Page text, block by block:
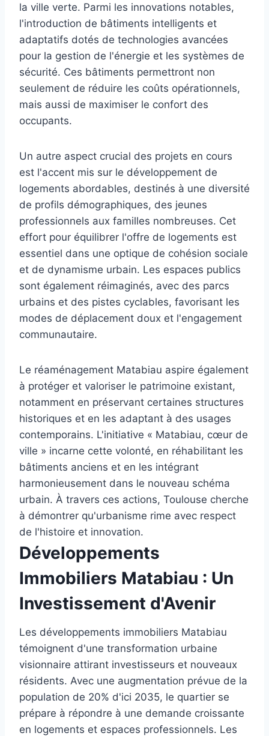
la ville verte. Parmi les innovations notables,
l'introduction de bâtiments intelligents et
adaptatifs dotés de technologies avancées
pour la gestion de l'énergie et les systèmes de
sécurité. Ces bâtiments permettront non
seulement de réduire les coûts opérationnels,
mais aussi de maximiser le confort des
occupants.
Un autre aspect crucial des projets en cours
est l'accent mis sur le développement de
logements abordables, destinés à une diversité
de profils démographiques, des jeunes
professionnels aux familles nombreuses. Cet
effort pour équilibrer l'offre de logements est
essentiel dans une optique de cohésion sociale
et de dynamisme urbain. Les espaces publics
sont également réimaginés, avec des parcs
urbains et des pistes cyclables, favorisant les
modes de déplacement doux et l'engagement
communautaire.
Le réaménagement Matabiau aspire également
à protéger et valoriser le patrimoine existant,
notamment en préservant certaines structures
historiques et en les adaptant à des usages
contemporains. L'initiative « Matabiau, cœur de
ville » incarne cette volonté, en réhabilitant les
bâtiments anciens et en les intégrant
harmonieusement dans le nouveau schéma
urbain. À travers ces actions, Toulouse cherche
à démontrer qu'urbanisme rime avec respect
de l'histoire et innovation.
Développements
Immobiliers Matabiau : Un
Investissement d'Avenir
Les développements immobiliers Matabiau
témoignent d'une transformation urbaine
visionnaire attirant investisseurs et nouveaux
résidents. Avec une augmentation prévue de la
population de 20% d'ici 2035, le quartier se
prépare à répondre à une demande croissante
en logements et espaces professionnels. Les